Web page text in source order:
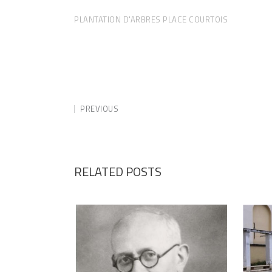
PLANTATION D'ARBRES PLACE COURTOIS
PREVIOUS
RELATED POSTS